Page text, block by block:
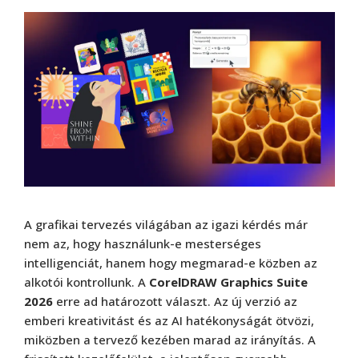
A grafikai tervezés világában az igazi kérdés már
nem az, hogy használunk-e mesterséges
intelligenciát, hanem hogy megmarad-e közben az
alkotói kontrollunk. A CorelDRAW Graphics Suite
2026 erre ad határozott választ. Az új verzió az
emberi kreativitást és az AI hatékonyságát ötvözi,
miközben a tervező kezében marad az irányítás. A